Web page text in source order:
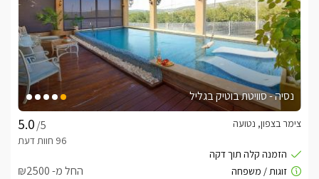
נסיה - סוויטת בוטיק בגליל
/5
צימר בצפון, נטועה
החל מ- ₪2500